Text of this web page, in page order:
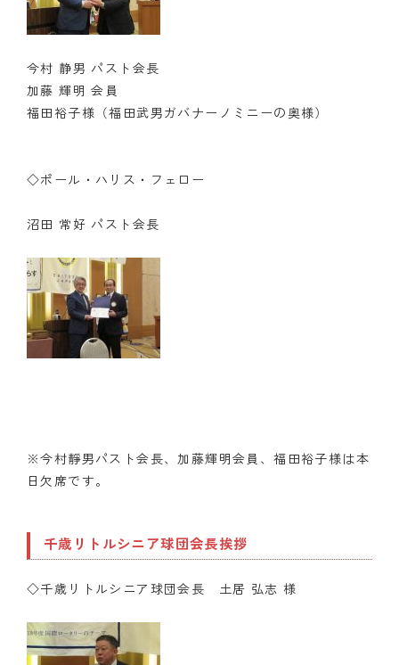
今村 静男 パスト会長
加藤 輝明 会員
福田裕子様（福田武男ガバナーノミニーの奥様）
◇ポール・ハリス・フェロー
沼田 常好 パスト会長
※今村靜男パスト会長、加藤輝明会員、福田裕子様は本
日欠席です。
千歳リトルシニア球団会長挨拶
◇千歳リトルシニア球団会長 土居 弘志 様